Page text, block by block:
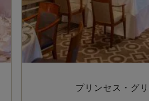
プリンセス・グ